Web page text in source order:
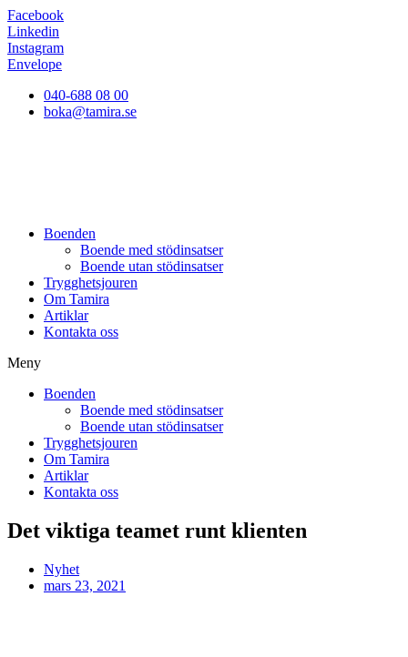
Facebook
Linkedin
Instagram
Envelope
040-688 08 00
boka@tamira.se
Boenden
Boende med stödinsatser
Boende utan stödinsatser
Trygghetsjouren
Om Tamira
Artiklar
Kontakta oss
Meny
Boenden
Boende med stödinsatser
Boende utan stödinsatser
Trygghetsjouren
Om Tamira
Artiklar
Kontakta oss
Det viktiga teamet runt klienten
Nyhet
mars 23, 2021